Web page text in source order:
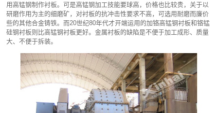
用高锰钢制作衬板。可是高锰钢加工技能要球高，价格也比较贵，关于以
研磨作用为主的细磨矿，对衬板的抗冲击性要求不高，可选用耐磨而廉价
些的其他合金铸铁。而20世纪80年代才开端运用的加铬高锰钢衬板和铬锰
硅钢衬板则比高锰钢衬板更好。金属衬板的缺陷是不便于加工成形、质量
大、不便于拆装。